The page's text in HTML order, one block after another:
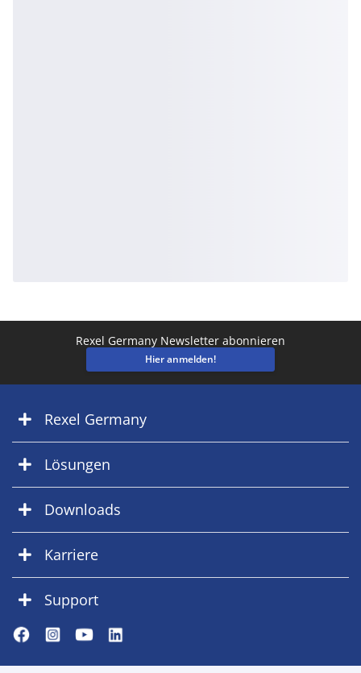
Rexel Germany Newsletter abonnieren
Hier anmelden!
Rexel Germany
Lösungen
Downloads
Karriere
Support